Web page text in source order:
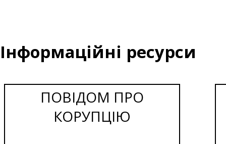
Інформаційні ресурси
ПОВІДОМ ПРО
КОРУПЦІЮ